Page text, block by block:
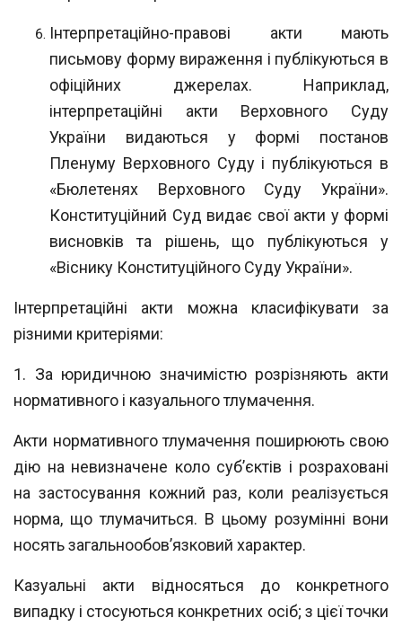
Інтерпретаційно-правові акти мають
письмову форму вираження і публікуються в
офіційних джерелах. Наприклад,
інтерпретаційні акти Верховного Суду
України видаються у формі постанов
Пленуму Верховного Суду і публікуються в
«Бюлетенях Верховного Суду України».
Конституційний Суд видає свої акти у формі
висновків та рішень, що публікуються у
«Віснику Конституційного Суду України».
Інтерпретаційні акти можна класифікувати за
різними критеріями:
1. За юридичною значимістю розрізняють акти
нормативного і казуального тлумачення.
Акти нормативного тлумачення поширюють свою
дію на невизначене коло суб’єктів і розраховані
на застосування кожний раз, коли реалізується
норма, щотлумачиться. В цьому розумінні вони
носять загальнообов’язковий характер.
Казуальні акти відносяться до конкретного
випадку і стосуються конкретних осіб; з цієї точки